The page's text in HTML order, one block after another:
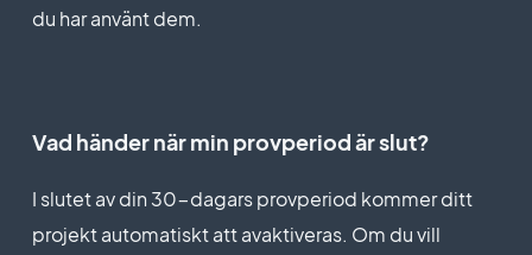
du har använt dem.
Vad händer när min provperiod är slut?
I slutet av din 30-dagars provperiod kommer ditt
projekt automatiskt att avaktiveras. Om du vill